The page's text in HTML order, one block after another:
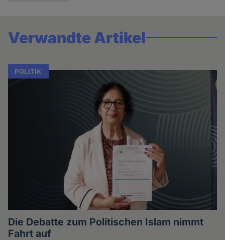
Verwandte Artikel
POLITIK
Die Debatte zum Politischen Islam nimmt
Fahrt auf